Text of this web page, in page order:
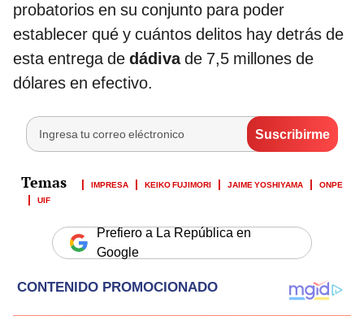
probatorios en su conjunto para poder
establecer qué y cuántos delitos hay detrás de
esta entrega de dádivade 7,5 millones de
dólares en efectivo.
IMPRESA KEIKO FUJIMORI JAIME YOSHIYAMA
ONPE
UIF
Prefiero a La República en
Google